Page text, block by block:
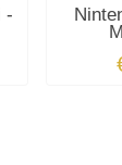
-